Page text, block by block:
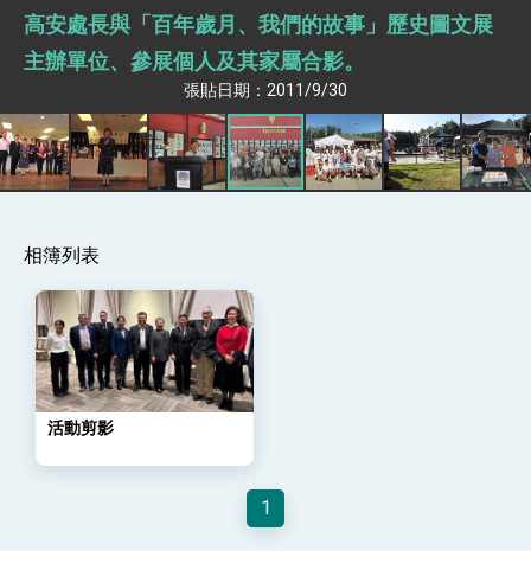
副總統接見美參議員蓋耶哥 強調美國是臺灣重
要合作夥伴
外交部長林佳龍午宴歡迎美國聯邦參議員蓋耶哥
訪問團
外交部長林佳龍接見美國智庫「德國馬歇爾基金
會」訪問團一行，深化跨大西洋戰略夥伴關係
臺美經貿談判獲階段性成果 卓揆期勉爭取時間完
成「臺美對等貿易協定」簽署
卓揆：臺美關稅談判階段性結果有助臺灣取得有
外交部長林佳龍主持第35次「參與亞太經濟合作
策略小組」跨部會會議
民調顯示多數國人滿意政府外交表現，高度支持
「總合外交」與台歐美日關係深化
總統以「韌性之島，希望之光」為題發表2026新
年談話
命運
變局中 奮起的新臺灣 總統發表國慶演說
總統發表執政周年談話 盼面對未來挑戰 堅持
高安處長與「百年歲月、我們的故事」歷史圖文展
主辦單位、參展個人及其家屬合影。
張貼日期：2011/9/30
相簿列表
活動剪影
1